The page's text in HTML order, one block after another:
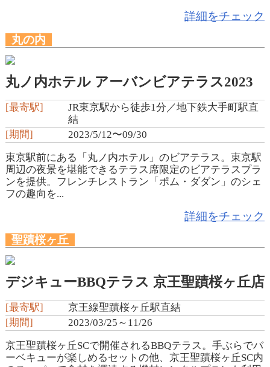
詳細をチェック
丸の内
丸ノ内ホテル アーバンビアテラス2023
[最寄駅]
JR東京駅から徒歩1分／地下鉄大手町駅直
結
[期間]
2023/5/12〜09/30
東京駅前にある「丸ノ内ホテル」のビアテラス。東京駅
周辺の夜景を堪能できるテラス席限定のビアテラスプラ
ンを提供。フレンチレストラン「ポム・ダダン」のシェ
フの趣向を...
詳細をチェック
聖蹟桜ヶ丘
デジキューBBQテラス 京王聖蹟桜ヶ丘店
[最寄駅]
京王線聖蹟桜ヶ丘駅直結
[期間]
2023/03/25～11/26
京王聖蹟桜ヶ丘SCで開催されるBBQテラス。手ぶらでバ
ーベキューが楽しめるセットの他、京王聖蹟桜ヶ丘SC内